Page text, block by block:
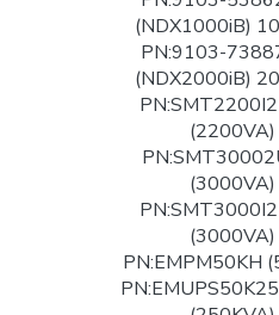
(NDX1000iB)
PN:9103-
(NDX2000iB)
(2200VA)
(3000VA)
(3000VA)
PN:EMPM50KH